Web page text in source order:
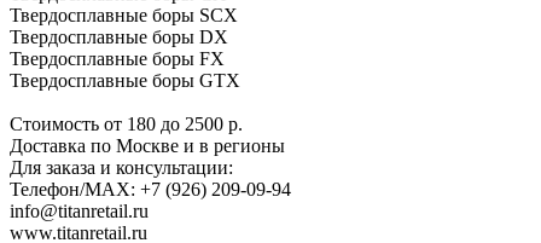
Твердосплавные боры SСХ
Твердосплавные боры DХ
Твердосплавные боры FХ
Твердосплавные боры GTХ
Стоимость от 180 до 2500 р.
Доставка по Москве и в регионы
Для заказа и консультации:
Телефон/МАХ: +7 (926) 209-09-94
info@titanretail.ru
www.titanretail.ru